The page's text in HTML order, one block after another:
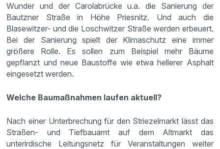
Wunder und der Carolabrücke u.a. die Sanierung der
Bautzner Straße in Höhe Priesnitz. Und auch die
Blasewitzer- und die Loschwitzer Straße werden erbeuert.
Bei der Sanierung spielt der Klimaschutz eine immer
größere Rolle. Es sollen zum Beispiel mehr Bäume
gepflanzt und neue Baustoffe wie etwa hellerer Asphalt
eingesetzt werden.
Welche Baumaßnahmen laufen aktuell?
Nach einer Unterbrechung für den Striezelmarkt lässt das
Straßen- und Tiefbauamt auf dem Altmarkt das
unterirdische Leitungsnetz für Veranstaltungen weiter